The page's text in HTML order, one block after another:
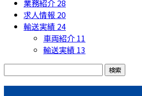
業務紹介 28
求人情報 20
輸送実績 24
車両紹介 11
輸送実績 13